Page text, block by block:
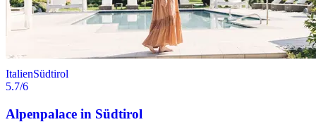
ItalienSüdtirol
5.7/6
Alpenpalace in Südtirol